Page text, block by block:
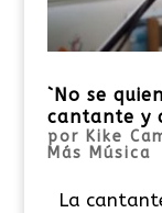
`No se
cantante y
por Kike
Más Música
La